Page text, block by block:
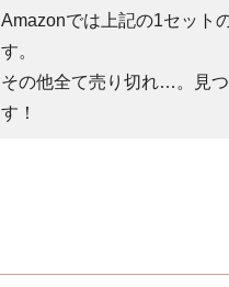
Amazonでは上記の1セット
す。
その他全て売り切れ…。見
す！